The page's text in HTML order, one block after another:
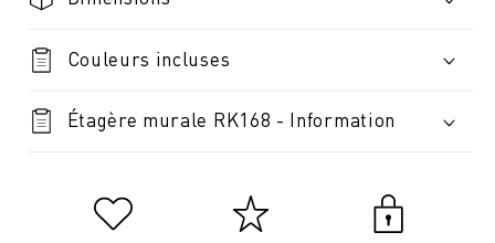
Couleurs incluses
Étagère murale RK168 - Information